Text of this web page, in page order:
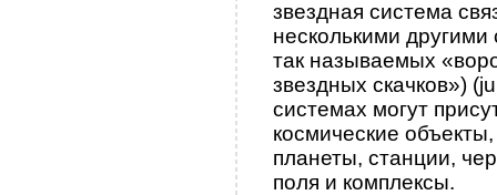
звездная система
несколькими
так называемых
звездных скачков»)
системах могут
космические
планеты, станции,
поля и комплексы.